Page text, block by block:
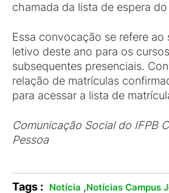
chamada da lista de espera do
Essa convocação se refere ao
letivo deste ano para os
subsequentes presenciais.
relação de matrículas
para acessar a lista de
Comunicação Social do IFPB
Pessoa
Tags : Notícia ,Notícias Campus